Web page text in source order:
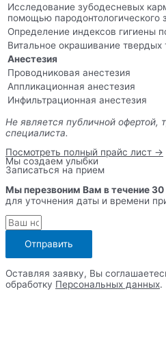
Исследование зубодесневых
помощью пародонтологического
Определение индексов гигиены
Витальное окрашивание твердых
Анестезия
Проводниковая анестезия
Аппликационная анестезия
Инфильтрационная анестезия
Не является публичной офертой,
специалиста.
Посмотреть полный прайс лист →
Мы создаем улыбки
Записаться на прием
Мы перезвоним Вам в течение
для уточнения даты и времени
Отправить
Оставляя заявку, Вы
обработку Персональных данных.